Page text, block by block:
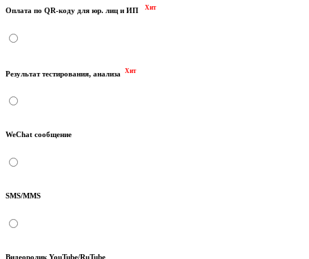
Оплата по QR-коду для юр. лиц и ИП Хит
Результат тестирования, анализа Хит
WeChat сообщение
SMS/MMS
Видеоролик YouTube/RuTube